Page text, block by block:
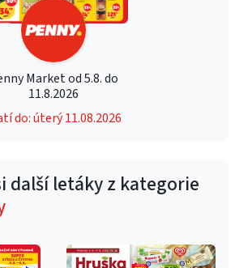
Market od 5.8. do
11.8.2026
do: úterý 11.08.2026
další letáky z kategorie